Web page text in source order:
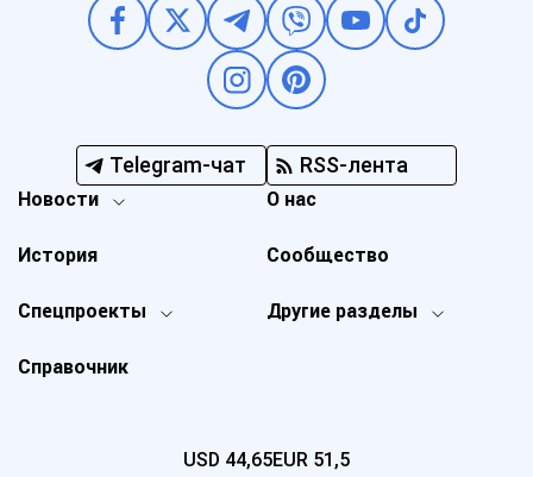
Telegram-чат RSS-лента
Новости
Спецпроекты Другие разделы
История
О нас
Справочник
Сообщество
USD 44,65EUR 51,5